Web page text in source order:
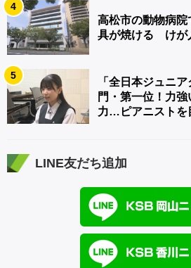
4
高松市の動物病
具が焼ける けが
5
「全日本ジュニ
門・第一位！力
力…ピアニストを
LINE友だち追加